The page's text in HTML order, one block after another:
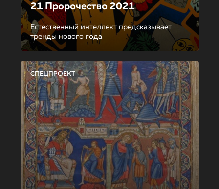
21 Пророчество 2021
Естественный интеллект предсказывает
тренды нового года
СПЕЦПРОЕКТ